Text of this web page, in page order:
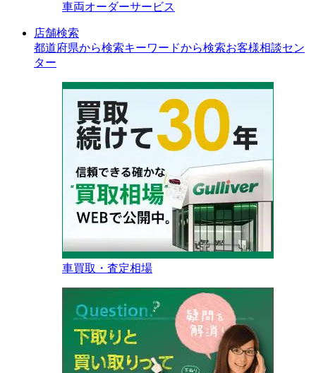
車両オーダーサービス
店舗検索
都道府県から検索キーワードから検索お客様相談セン
ター
車買取・査定相場